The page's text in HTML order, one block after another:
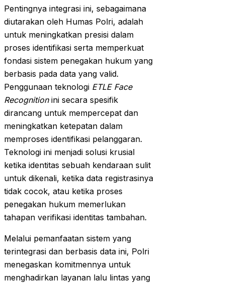
Pentingnya integrasi ini, sebagaimana
diutarakan oleh Humas Polri, adalah
untuk meningkatkan presisi dalam
proses identifikasi serta memperkuat
fondasi sistem penegakan hukum yang
berbasis pada data yang valid.
Penggunaan teknologi ETLE Face
Recognitionini secara spesifik
dirancang untuk mempercepat dan
meningkatkan ketepatan dalam
memproses identifikasi pelanggaran.
Teknologi ini menjadi solusi krusial
ketika identitas sebuah kendaraan sulit
untuk dikenali, ketika data registrasinya
tidak cocok, atau ketika proses
penegakan hukum memerlukan
tahapan verifikasi identitas tambahan.
Melalui pemanfaatan sistem yang
terintegrasi dan berbasis data ini, Polri
menegaskan komitmennya untuk
menghadirkan layanan lalu lintas yang